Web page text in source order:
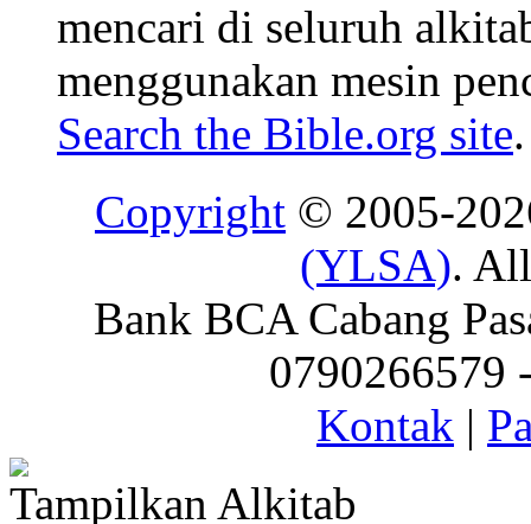
mencari di seluruh
menggunakan mesin
Search the Bible.org site.
Copyright © 2005-
(YLSA).
Bank BCA Cabang
0790266579
Kontak |
Tampilkan Alkitab